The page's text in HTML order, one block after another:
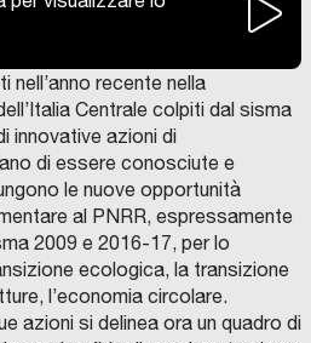
nell’anno recente nella
Centrale colpiti dal sisma
innovative azioni di
di essere conosciute e
le nuove opportunità
al PNRR, espressamente
2009 e 2016-17, per lo
ecologica, la transizione
l’economia circolare.
azioni si delinea ora un quadro di